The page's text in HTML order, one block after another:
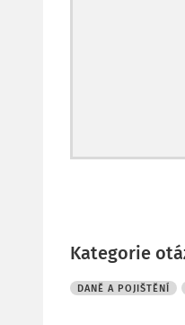
Kategorie
DANĚ A POJIŠTĚNÍ